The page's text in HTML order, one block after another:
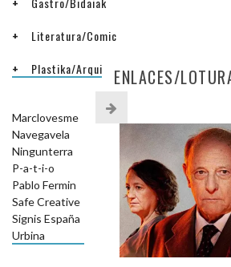
Literatura/Comic
Plastika/ArquitecturaENLACES/
Marclovesme
Navegavela
Ningunterra
P-a-t-i-o
Pablo Fermin
Safe Creative
Signis España
Urbina
ARCHIVOS/